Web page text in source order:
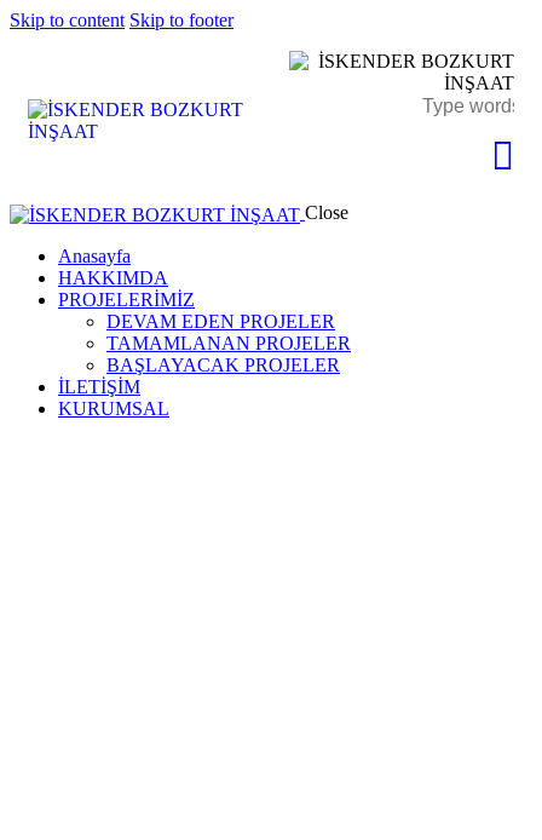
Skip to content Skip to footer
Close
Anasayfa
HAKKIMDA
PROJELERİMİZ
DEVAM EDEN PROJELER
TAMAMLANAN PROJELER
BAŞLAYACAK PROJELER
İLETİŞİM
KURUMSAL